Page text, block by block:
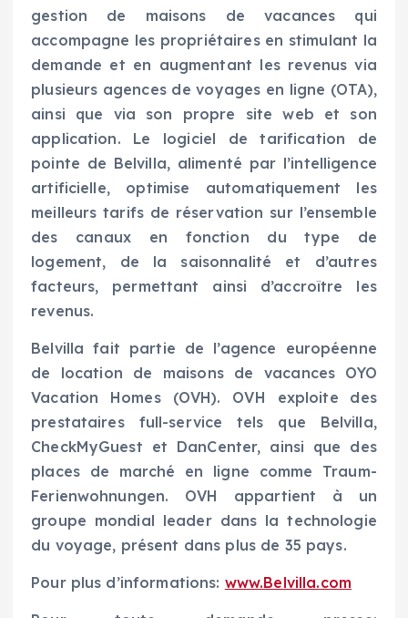
gestion de maisons de vacances qui
accompagne les propriétaires en stimulant la
demande et en augmentant les revenus via
plusieurs agences de voyages en ligne (OTA),
ainsi que via son propre site web et son
application. Le logiciel de tarification de
pointe de Belvilla, alimenté par l’intelligence
artificielle, optimise automatiquement les
meilleurs tarifs de réservation sur l’ensemble
des canaux en fonction du type de
logement, de la saisonnalité et d’autres
facteurs, permettant ainsi d’accroître les
revenus.
Belvilla fait partie de l’agence européenne
de location de maisons de vacances OYO
Vacation Homes (OVH). OVH exploite des
prestataires full-service tels que Belvilla,
CheckMyGuest et DanCenter, ainsi que des
places de marché en ligne comme Traum-
Ferienwohnungen. OVH appartient à un
groupe mondial leader dans la technologie
du voyage, présent dans plus de 35 pays.
Pour plus d’informations: www.Belvilla.com